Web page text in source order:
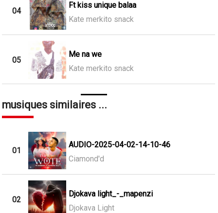
04
Ft kiss unique balaa
Kate merkito snack
05
Me na we
Kate merkito snack
musiques similaires ...
01
AUDIO-2025-04-02-14-10-46
Ciamond'd
02
Djokava light_-_mapenzi
Djokava Light